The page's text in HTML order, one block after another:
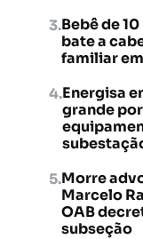
Bebê de
bate a
familiar
Energisa
grande
Morre
Marcelo
OAB
subseção